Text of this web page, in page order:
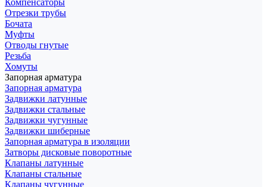
Компенсаторы
Отрезки трубы
Бочата
Муфты
Отводы гнутые
Резьба
Хомуты
Запорная арматура
Запорная арматура
Задвижки латунные
Задвижки стальные
Задвижки чугунные
Задвижки шиберные
Запорная арматура в изоляции
Затворы дисковые поворотные
Клапаны латунные
Клапаны стальные
Клапаны чугунные